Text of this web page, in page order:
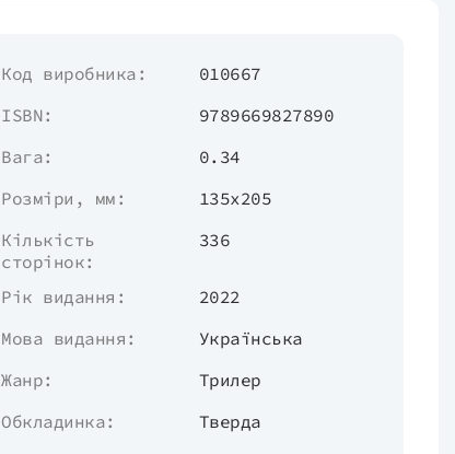
Код виробника:
010667
ISBN:
9789669827890
Вага:
0.34
Розміри, мм:
135х205
Кількість
сторінок:
336
Рік видання:
2022
Мова видання:
Українська
Жанр:
Трилер
Обкладинка:
Тверда